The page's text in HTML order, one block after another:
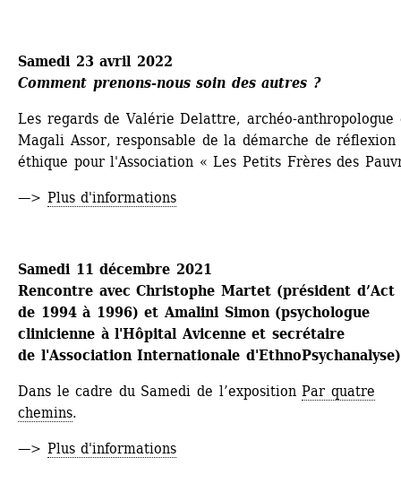
Samedi 23 avril 2022
Comment prenons-nous soin des autres ?
Les regards de Valérie Delattre, archéo-anthropologue
Magali Assor, responsable de la démarche de réflexion
éthique pour l'Association « Les Petits Frères des
—> Plus d'informations
Samedi 11 décembre 2021
Rencontre avec Christophe Martet (président d’Act
de 1994 à 1996) et Amalini Simon (psychologue
clinicienne à l'Hôpital Avicenne et secrétaire
de l'Association Internationale
Dans le cadre du Samedi de l’exposition Par quatre
chemins.
—> Plus d'informations